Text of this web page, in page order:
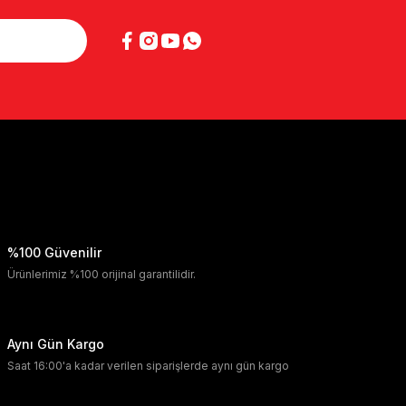
%100 Güvenilir
Ürünlerimiz %100 orijinal garantilidir.
Aynı Gün Kargo
Saat 16:00'a kadar verilen siparişlerde aynı gün kargo